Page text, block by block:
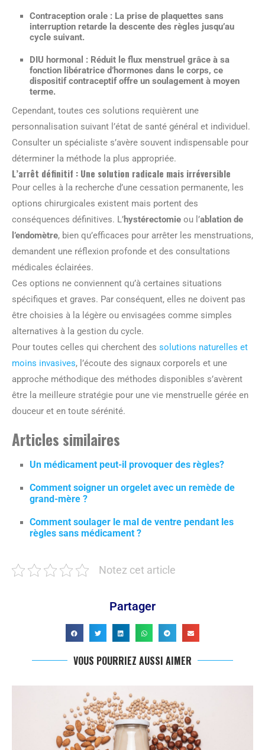
Contraception orale : La prise de plaquettes sans
interruption retarde la descente des règles jusqu’au
cycle suivant.
DIU hormonal : Réduit le flux menstruel grâce à sa
fonction libératrice d’hormones dans le corps, ce
dispositif contraceptif offre un soulagement à moyen
terme.
Cependant, toutes ces solutions requièrent une
personnalisation suivant l’état de santé général et individuel.
Consulter un spécialiste s’avère souvent indispensable pour
déterminer la méthode la plus appropriée.
L’arrêt définitif : Une solution radicale mais irréversible
Pour celles à la recherche d’une cessation permanente, les
options chirurgicales existent mais portent des
conséquences définitives. L’hystérectomie ou l’ablation de
l’endomètre, bien qu’efficaces pour arrêter les menstruations,
demandent une réflexion profonde et des consultations
médicales éclairées.
Ces options ne conviennent qu’à certaines situations
spécifiques et graves. Par conséquent, elles ne doivent pas
être choisies à la légère ou envisagées comme simples
alternatives à la gestion du cycle.
Pour toutes celles qui cherchent des solutions naturelles et
moins invasives, l’écoute des signaux corporels et une
approche méthodique des méthodes disponibles s’avèrent
être la meilleure stratégie pour une vie menstruelle gérée en
douceur et en toute sérénité.
Articles similaires
Un médicament peut-il provoquer des règles?
Comment soigner un orgelet avec un remède de
grand-mère ?
Comment soulager le mal de ventre pendant les
règles sans médicament ?
Notez cet article
Partager
VOUS POURRIEZ AUSSI AIMER